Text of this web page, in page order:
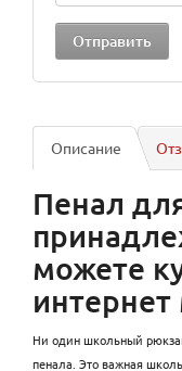
Описание
Пенал
можете
интернет
Ни один школьный
пенала. Это важная